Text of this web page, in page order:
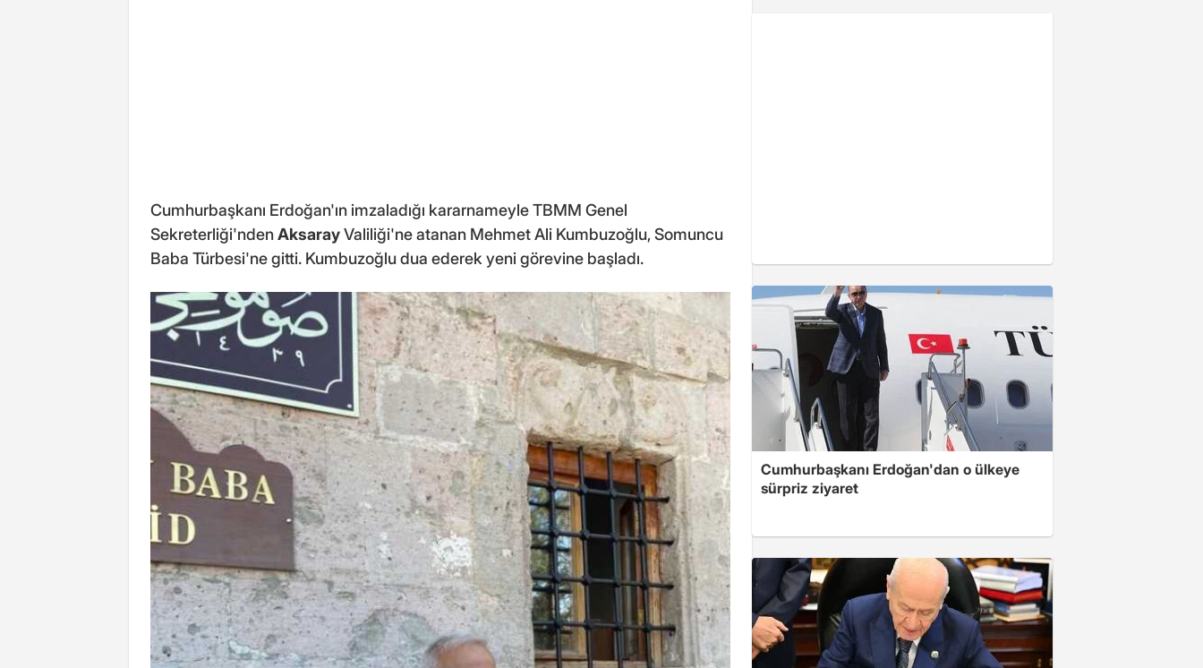
Cumhurbaşkanı Erdoğan'ın imzaladığı kararnameyle TBMM Genel
Sekreterliği'ndenAksarayValiliği'ne atanan Mehmet Ali Kumbuzoğlu, Somuncu
Baba Türbesi'ne gitti. Kumbuzoğlu dua ederek yeni görevine başladı.
Cumhurbaşkanı Erdoğan'dan o ülkeye
sürpriz ziyaret